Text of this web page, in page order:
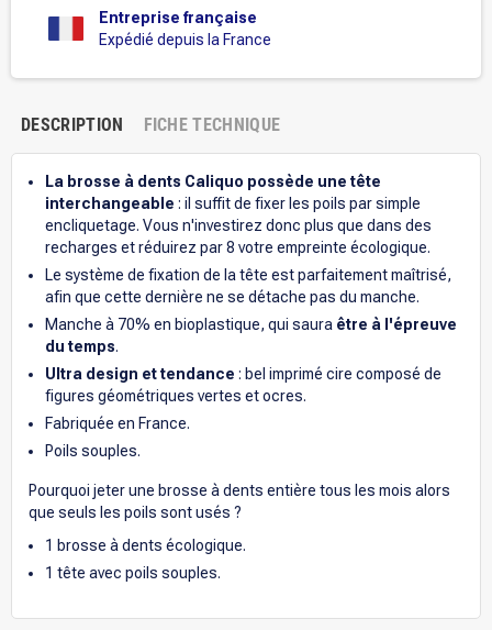
Entreprise française
Expédié depuis la France
DESCRIPTION FICHE TECHNIQUE
La brosse à dents Caliquo possède une tête
interchangeable : il suffit de fixer les poils par simple
encliquetage. Vous n'investirez donc plus que dans des
recharges et réduirez par 8 votre empreinte écologique.
Le système de fixation de la tête est parfaitement maîtrisé,
afin que cette dernière ne se détache pas du manche.
Manche à 70% en bioplastique, qui saura être à l'épreuve
du temps.
Ultra design et tendance : bel imprimé cire composé de
figures géométriques vertes et ocres.
Fabriquée en France.
Poils souples.
Pourquoi jeter une brosse à dents entière tous les mois alors
que seuls les poils sont usés ?
1 brosse à dents écologique.
1 tête avec poils souples.